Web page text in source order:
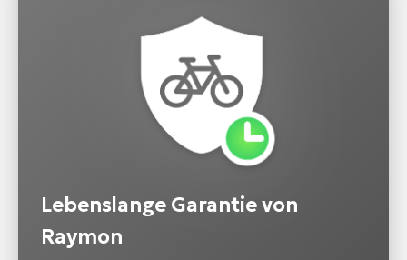
Lebenslange Garantie von
Raymon